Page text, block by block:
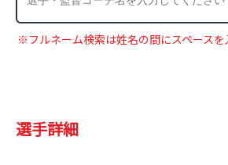
※フルネーム検索は姓名の間にスペースを
選手詳細